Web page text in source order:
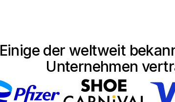
Einige der weltweit
Unternehmen